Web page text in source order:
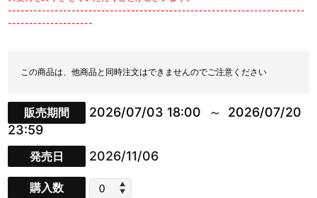
----------------------------------------------------------------------
--------------------
この商品は、他商品と同時注文はできませんのでご注意ください
販売期間 2026/07/03 18:00
2026/07/20
23:59
発売日 2026/11/06
購入数